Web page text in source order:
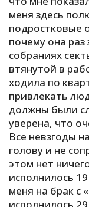
меня здесь
подростковые
почему она раз
собраниях
втянутой в
ходила по
привлекать
должны были
уверена, что
Все невзгоды
голову и не
этом нет
исполнилось
меня на брак с